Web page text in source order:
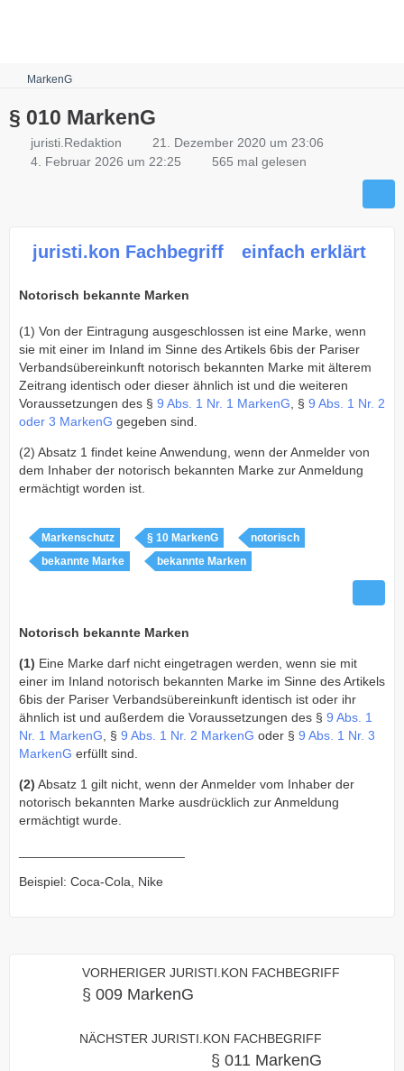
MarkenG
§ 010 MarkenG
juristi.Redaktion
21. Dezember 2020 um 23:06
4. Februar 2026 um 22:25
565 mal gelesen
juristi.kon Fachbegriff einfach erklärt
Notorisch bekannte Marken
(1) Von der Eintragung ausgeschlossen ist eine Marke, wenn
sie mit einer im Inland im Sinne des Artikels 6bis der Pariser
Verbandsübereinkunft notorisch bekannten Marke mit älterem
Zeitrang identisch oder dieser ähnlich ist und die weiteren
Voraussetzungen des § 9 Abs. 1 Nr. 1 MarkenG , § 9 Abs. 1 Nr. 2
oder 3 MarkenG gegeben sind.
(2) Absatz 1 findet keine Anwendung, wenn der Anmelder von
dem Inhaber der notorisch bekannten Marke zur Anmeldung
ermächtigt worden ist.
Markenschutz § 10 MarkenG
notorisch
bekannte Marke
bekannte Marken
Notorisch bekannte Marken
(1) Eine Marke darf nicht eingetragen werden, wenn sie mit
einer im Inland notorisch bekannten Marke im Sinne des Artikels
6bis der Pariser Verbandsübereinkunft identisch ist oder ihr
ähnlich ist und außerdem die Voraussetzungen des § 9 Abs. 1
Nr. 1 MarkenG , § 9 Abs. 1 Nr. 2 MarkenG oder § 9 Abs. 1 Nr. 3
MarkenG erfüllt sind.
(2) Absatz 1 gilt nicht, wenn der Anmelder vom Inhaber der
notorisch bekannten Marke ausdrücklich zur Anmeldung
ermächtigt wurde.
Beispiel: Coca-Cola, Nike
VORHERIGER JURISTI.KON FACHBEGRIFF
§ 009 MarkenG
NÄCHSTER JURISTI.KON FACHBEGRIFF
§ 011 MarkenG